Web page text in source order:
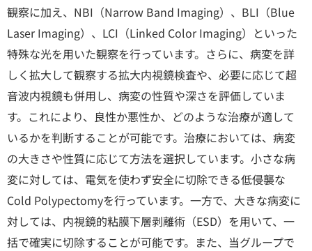
観察に加え、NBI（Narrow Band Imaging）、BLI（Blue
Laser Imaging）、LCI（Linked Color Imaging）といった
特殊な光を用いた観察を行っています。さらに、病変を詳
しく拡大して観察する拡大内視鏡検査や、必要に応じて超
音波内視鏡も併用し、病変の性質や深さを評価していま
す。これにより、良性か悪性か、どのような治療が適して
いるかを判断することが可能です。治療においては、病変
の大きさや性質に応じて方法を選択しています。小さな病
変に対しては、電気を使わず安全に切除できる低侵襲な
Cold Polypectomyを行っています。一方で、大きな病変に
対しては、内視鏡的粘膜下層剥離術（ESD）を用いて、一
括で確実に切除することが可能です。また、当グループで